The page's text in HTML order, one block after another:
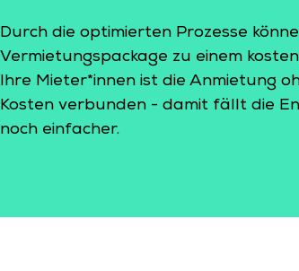
Durch die optimierten Prozesse
Vermietungspackage zu einem
Ihre Mieter*innen ist die Anmietung
Kosten verbunden - damit fällt die
noch einfacher.